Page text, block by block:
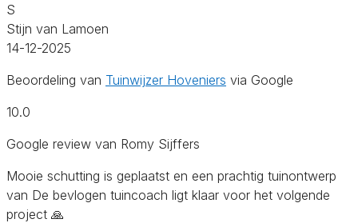
S
Stijn van Lamoen
14-12-2025
Beoordeling van Tuinwijzer Hoveniers via Google
10.0
Google review van Romy Sijffers
Mooie schutting is geplaatst en een prachtig tuinontwerp
van De bevlogen tuincoach ligt klaar voor het volgende
project 🙏